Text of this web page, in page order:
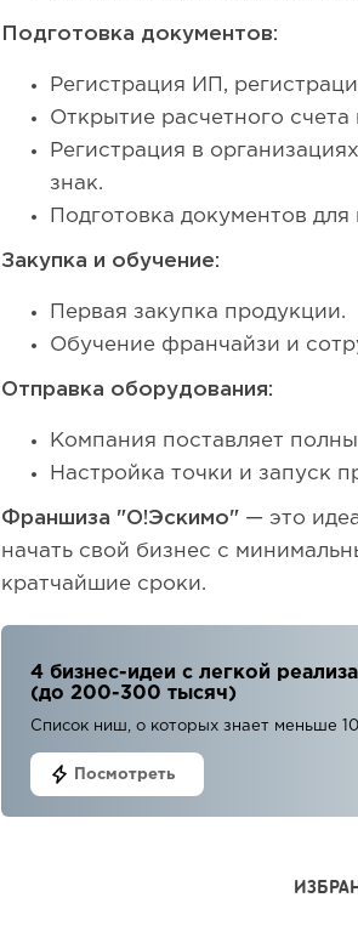
Подготовка документов:
Регистрация ИП,
Открытие расчетного
Регистрация в
знак.
Подготовка документов
Закупка и обучение:
Первая закупка продукции.
Обучение франчайзи и
Отправка оборудования:
Компания поставляет
Настройка точки и запуск
Франшиза "О!Эскимо" — это
начать свой бизнес с
кратчайшие сроки.
4 бизнес-идеи с легкой
(до 200-300 тысяч)
Список ниш, о которых знает меньше
Посмотреть